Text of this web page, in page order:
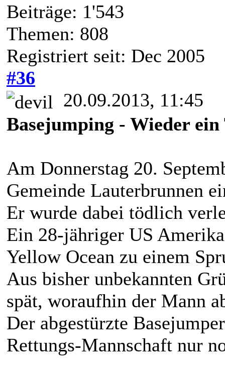
Beiträge: 1'543
Themen: 808
Registriert seit: Dec 2005
#36
20.09.2013, 11:45
Basejumping - Wieder
Am Donnerstag 20.
Gemeinde Lauterbrunnen
Er wurde dabei tödlich
Ein 28-jähriger US
Yellow Ocean zu einem
Aus bisher unbekannten
spät, woraufhin der Mann
Der abgestürzte
Rettungs-Mannschaft nur